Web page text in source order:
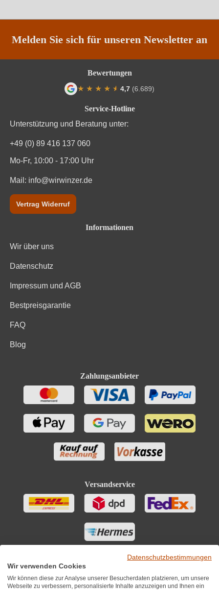
Melden Sie sich für unseren Newsletter an
Service-Hotline
Unterstützung und Beratung unter:
+49 (0) 89 416 137 060
Mo-Fr, 10:00 - 17:00 Uhr
Mail: info@wirwinzer.de
Vertrag Widerruf
Informationen
Wir über uns
Datenschutz
Impressum und AGB
Bestpreisgarantie
FAQ
Blog
Zahlungsanbieter
Versandservice
Bewertungen
★ ★ ★ ★ ★
★ 4,7 (6.689)
Datenschutzbestimmungen
Wir verwenden Cookies
Wir können diese zur Analyse unserer Besucherdaten platzieren, um unsere
Webseite zu verbessern, personalisierte Inhalte anzuzeigen und Ihnen ein